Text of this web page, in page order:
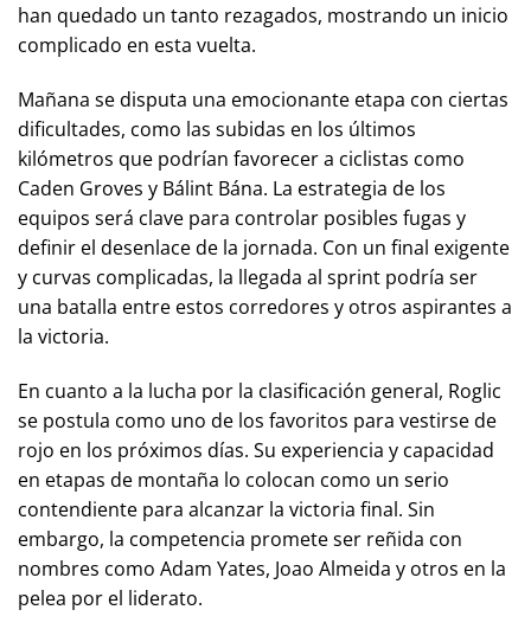
han quedado un tanto rezagados, mostrando un inicio
complicado en esta vuelta.
Mañana se disputa una emocionante etapa con ciertas
dificultades, como las subidas en los últimos
kilómetros que podrían favorecer a ciclistas como
Caden Groves y Bálint Bána. La estrategia de los
equipos será clave para controlar posibles fugas y
definir el desenlace de la jornada. Con un final exigente
y curvas complicadas, la llegada al sprint podría ser
una batalla entre estos corredores y otros aspirantes a
la victoria.
En cuanto a la lucha por la clasificación general, Roglic
se postula como uno de los favoritos para vestirse de
rojo en los próximos días. Su experiencia y capacidad
en etapas de montaña lo colocan como un serio
contendiente para alcanzar la victoria final. Sin
embargo, la competencia promete ser reñida con
nombres como Adam Yates, Joao Almeida y otros en la
pelea por el liderato.